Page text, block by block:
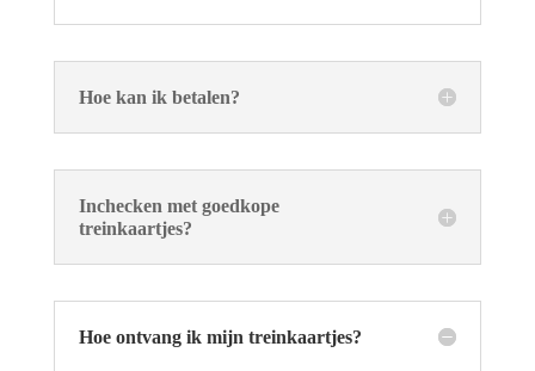
Hoe kan ik betalen?
Inchecken met goedkope
treinkaartjes?
Hoe ontvang ik mijn treinkaartjes?